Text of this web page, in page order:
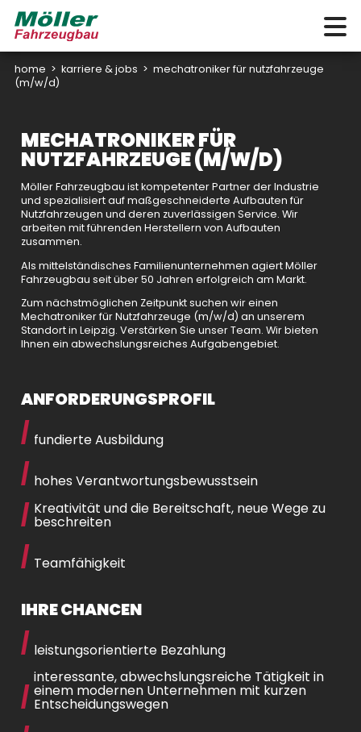
home > karriere & jobs > mechatroniker für nutzfahrzeuge
(m/w/d)
MECHATRONIKER FÜR
NUTZFAHRZEUGE (M/W/D)
Möller Fahrzeugbau ist kompetenter Partner der Industrie
und spezialisiert auf maßgeschneiderte Aufbauten für
Nutzfahrzeugen und deren zuverlässigen Service. Wir
arbeiten mit führenden Herstellern von Aufbauten
zusammen.
Als mittelständisches Familienunternehmen agiert Möller
Fahrzeugbau seit über 50 Jahren erfolgreich am Markt.
Zum nächstmöglichen Zeitpunkt suchen wir einen
Mechatroniker für Nutzfahrzeuge (m/w/d) an unserem
Standort in Leipzig. Verstärken Sie unser Team. Wir bieten
Ihnen ein abwechslungsreiches Aufgabengebiet.
ANFORDERUNGSPROFIL
fundierte Ausbildung
hohes Verantwortungsbewusstsein
Kreativität und die Bereitschaft, neue Wege zu
beschreiten
Teamfähigkeit
IHRE CHANCEN
leistungsorientierte Bezahlung
interessante, abwechslungsreiche Tätigkeit in
einem modernen Unternehmen mit kurzen
Entscheidungswegen